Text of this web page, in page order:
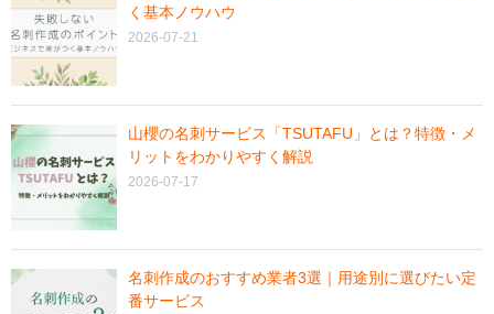
く基本ノウハウ
2026-07-21
山櫻の名刺サービス「TSUTAFU」とは？特徴・メ
リットをわかりやすく解説
2026-07-17
名刺作成のおすすめ業者3選｜用途別に選びたい定
番サービス